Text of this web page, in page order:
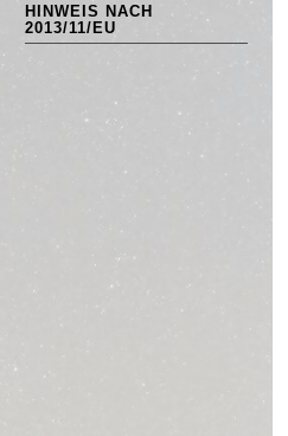
HINWEIS NACH
2013/11/EU